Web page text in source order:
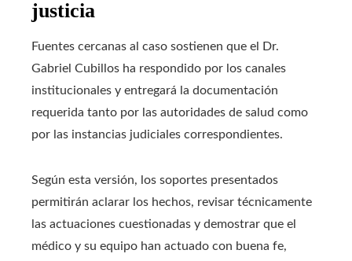
justicia
Fuentes cercanas al caso sostienen que el Dr.
Gabriel Cubillos ha respondido por los canales
institucionales y entregará la documentación
requerida tanto por las autoridades de salud como
por las instancias judiciales correspondientes.
Según esta versión, los soportes presentados
permitirán aclarar los hechos, revisar técnicamente
las actuaciones cuestionadas y demostrar que el
médico y su equipo han actuado con buena fe,